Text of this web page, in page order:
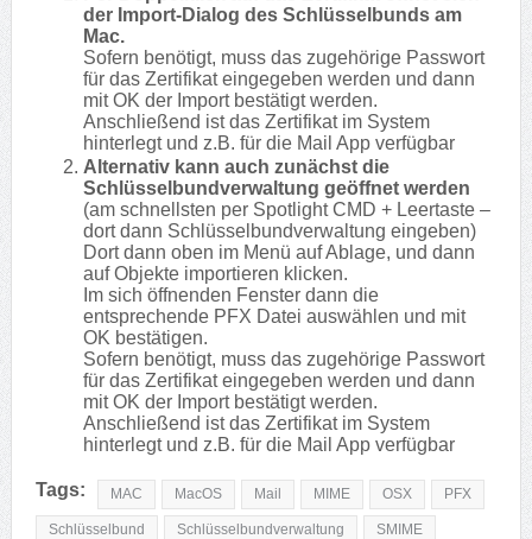
der Import-Dialog des Schlüsselbunds am
Mac.
Sofern benötigt, muss das zugehörige Passwort
für das Zertifikat eingegeben werden und dann
mit OK der Import bestätigt werden.
Anschließend ist das Zertifikat im System
hinterlegt und z.B. für die Mail App verfügbar
Alternativ kann auch zunächst die
Schlüsselbundverwaltung geöffnet werden
(am schnellsten per Spotlight CMD + Leertaste –
dort dann Schlüsselbundverwaltung eingeben)
Dort dann oben im Menü auf Ablage, und dann
auf Objekte importieren klicken.
Im sich öffnenden Fenster dann die
entsprechende PFX Datei auswählen und mit
OK bestätigen.
Sofern benötigt, muss das zugehörige Passwort
für das Zertifikat eingegeben werden und dann
mit OK der Import bestätigt werden.
Anschließend ist das Zertifikat im System
hinterlegt und z.B. für die Mail App verfügbar
Tags: MAC MacOS Mail MIME OSX PFX
Schlüsselbund Schlüsselbundverwaltung SMIME